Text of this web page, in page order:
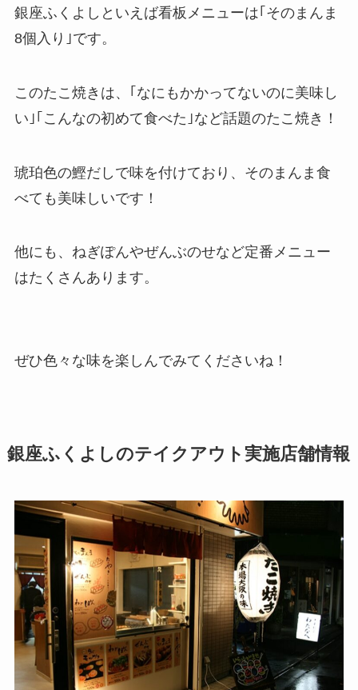
銀座ふくよしといえば看板メニューは｢そのまんま
8個入り｣です。
このたこ焼きは、｢なにもかかってないのに美味し
い｣｢こんなの初めて食べた｣など話題のたこ焼き！
琥珀色の鰹だしで味を付けており、そのまんま食
べても美味しいです！
他にも、ねぎぽんやぜんぶのせなど定番メニュー
はたくさんあります。
ぜひ色々な味を楽しんでみてくださいね！
銀座ふくよしのテイクアウト実施店舗情報